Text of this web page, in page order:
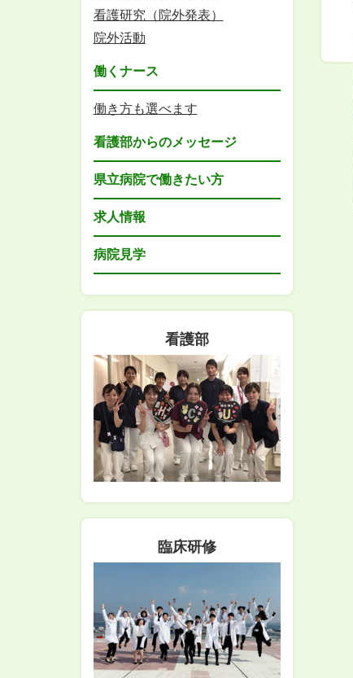
看護研究（院外発表）
院外活動
働くナース
働き方も選べます
看護部からのメッセージ
県立病院で働きたい方
求人情報
病院見学
看護部
臨床研修